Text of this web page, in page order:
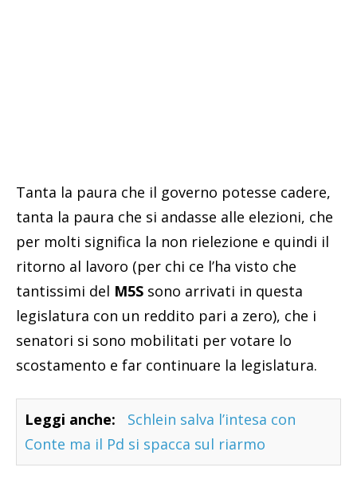
Tanta la paura che il governo potesse cadere,
tanta la paura che si andasse alle elezioni, che
per molti significa la non rielezione e quindi il
ritorno al lavoro (per chi ce l’ha visto che
tantissimi del M5S sono arrivati in questa
legislatura con un reddito pari a zero), che i
senatori si sono mobilitati per votare lo
scostamento e far continuare la legislatura.
Leggi anche:
Schlein salva l’intesa con
Conte ma il Pd si spacca sul riarmo